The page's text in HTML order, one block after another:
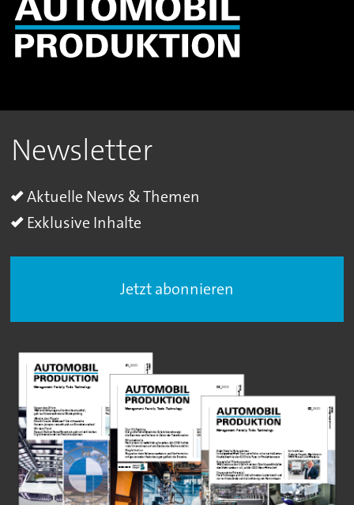
Newsletter
Aktuelle News & Themen
Exklusive Inhalte
Jetzt abonnieren